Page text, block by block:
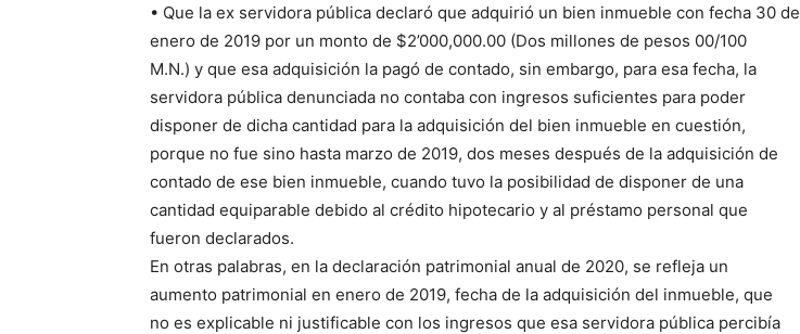
• Que la ex servidora pública declaró que adquirió un bien inmueble con fecha 30 de
enero de 2019 por un monto de $2’000,000.00 (Dos millones de pesos 00/100
M.N.) y que esa adquisición la pagó de contado, sin embargo, para esa fecha, la
servidora pública denunciada no contaba con ingresos suficientes para poder
disponer de dicha cantidad para la adquisición del bien inmueble en cuestión,
porque no fue sino hasta marzo de 2019, dos meses después de la adquisición de
contado de ese bien inmueble, cuando tuvo la posibilidad de disponer de una
cantidad equiparable debido al crédito hipotecario y al préstamo personal que
fueron declarados.
En otras palabras, en la declaración patrimonial anual de 2020, se refleja un
aumento patrimonial en enero de 2019, fecha de la adquisición del inmueble, que
no es explicable ni justificable con los ingresos que esa servidora pública percibía